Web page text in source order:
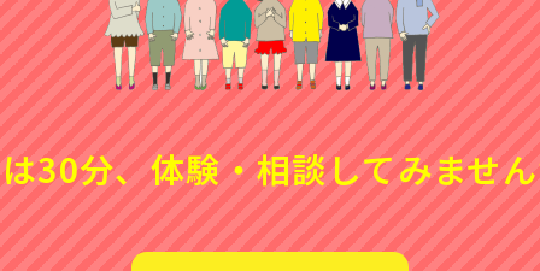
30分、 体験・相談してみませ